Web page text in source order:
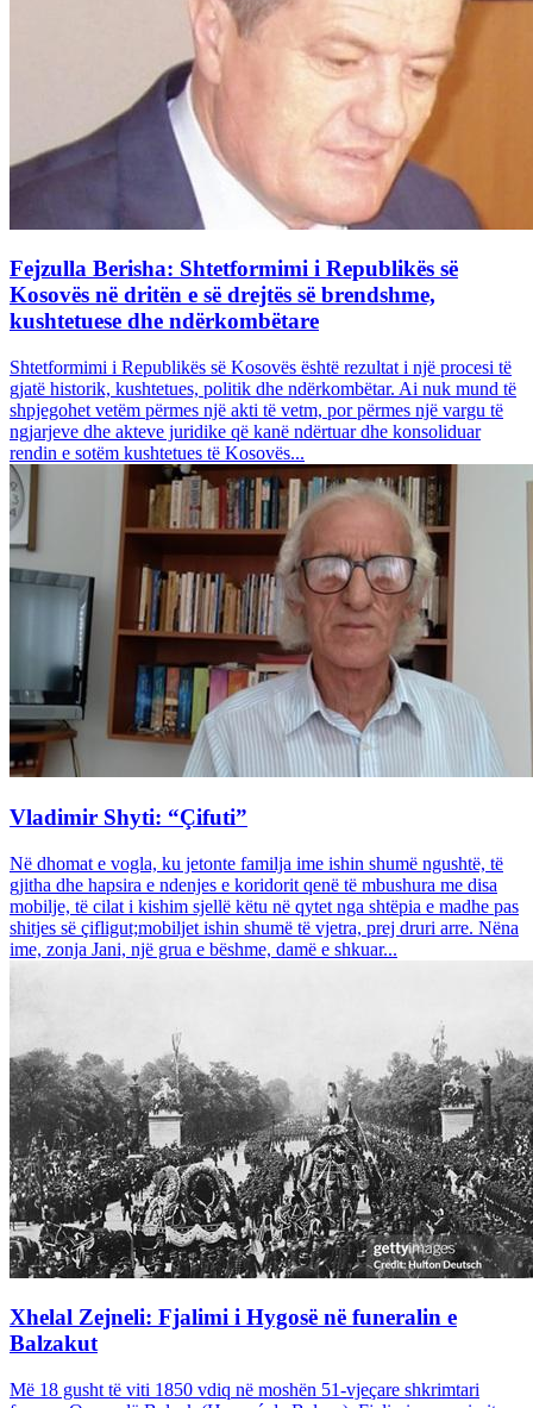
Fejzulla Berisha: Shtetformimi i Republikës së
Kosovës në dritën e së drejtës së brendshme,
kushtetuese dhe ndërkombëtare
Shtetformimi i Republikës së Kosovës është rezultat i një procesi të
gjatë historik, kushtetues, politik dhe ndërkombëtar. Ai nuk mund të
shpjegohet vetëm përmes një akti të vetm, por përmes një vargu të
ngjarjeve dhe akteve juridike që kanë ndërtuar dhe konsoliduar
rendin e sotëm kushtetues të Kosovës...
Vladimir Shyti: “Çifuti”
Në dhomat e vogla, ku jetonte familja ime ishin shumë ngushtë, të
gjitha dhe hapsira e ndenjes e koridorit qenë të mbushura me disa
mobilje, të cilat i kishim sjellë këtu në qytet nga shtëpia e madhe pas
shitjes së çifligut;mobiljet ishin shumë të vjetra, prej druri arre. Nëna
ime, zonja Jani, një grua e bëshme, damë e shkuar...
Xhelal Zejneli: Fjalimi i Hygosë në funeralin e
Balzakut
Më 18 gusht të viti 1850 vdiq në moshën 51-vjeçare shkrimtari